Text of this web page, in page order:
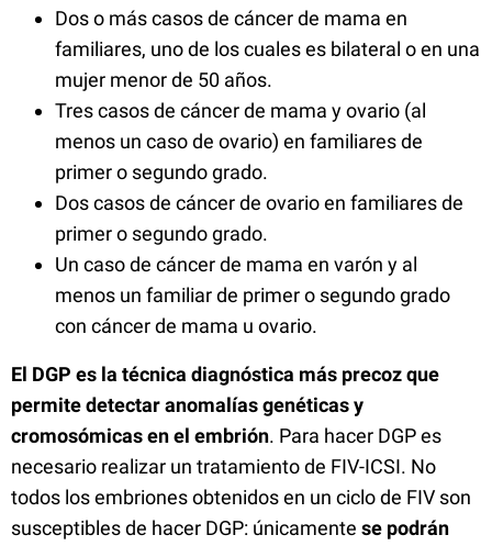
Dos o más casos de cáncer de mama en
familiares, uno de los cuales es bilateral o en una
mujer menor de 50 años.
Tres casos de cáncer de mama y ovario (al
menos un caso de ovario) en familiares de
primer o segundo grado.
Dos casos de cáncer de ovario en familiares de
primer o segundo grado.
Un caso de cáncer de mama en varón y al
menos un familiar de primer o segundo grado
con cáncer de mama u ovario.
El DGP es la técnica diagnóstica más precoz que
permite detectar anomalías genéticas y
cromosómicas en el embrión. Para hacer DGP es
necesario realizar un tratamiento de FIV-ICSI. No
todos los embriones obtenidos en un ciclo de FIV son
susceptibles de hacer DGP: únicamente se podrán